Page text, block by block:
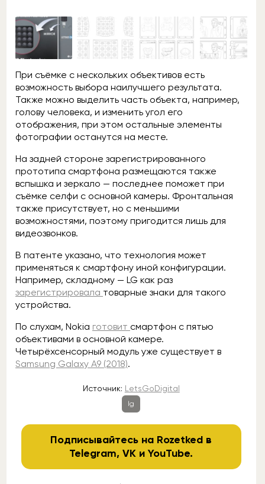
При съёмке с нескольких объективов есть
возможность выбора наилучшего результата.
Также можно выделить часть объекта, например,
голову человека, и изменить угол его
отображения, при этом остальные элементы
фотографии останутся на месте.
На задней стороне зарегистрированного
прототипа смартфона размещаются также
вспышка и зеркало — последнее поможет при
съёмке селфи с основной камеры. Фронтальная
также присутствует, но с меньшими
возможностями, поэтому пригодится лишь для
видеозвонков.
В патенте указано, что технология может
применяться к смартфону иной конфигурации.
Например, складному — LG как раз
зарегистрировала товарные знаки для такого
устройства.
По слухам, Nokia готовит смартфон с пятью
объективами в основной камере.
Четырёхсенсорный модуль уже существует в
Samsung Galaxy A9 (2018).
Источник: LetsGoDigital
lg
Подписывайтесь на Rozetked в
Telegram,VK иYouTube.